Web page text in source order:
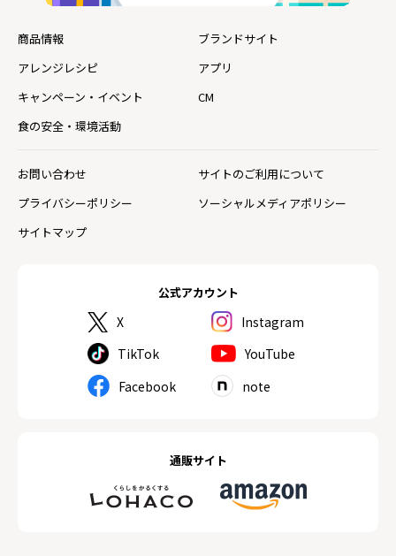
公式アカウント
X
Instagram
TikTok
YouTube
Facebook
note
通販サイト
商品情報
ブランドサイト
アレンジレシピ
アプリ
キャンペーン・イベント
CM
食の安全・環境活動
お問い合わせ
サイトのご利用について
プライバシーポリシー
ソーシャルメディアポリシー
サイトマップ